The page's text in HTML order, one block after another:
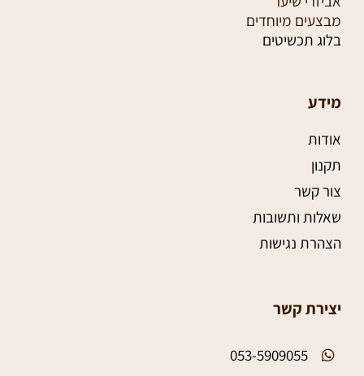
מבצעים מיוחדים
בלוג תכשיטים
מידע
אודות
תקנון
צור קשר
שאלות ותשובות
הצהרת נגישות
יצירת קשר
053-5909055